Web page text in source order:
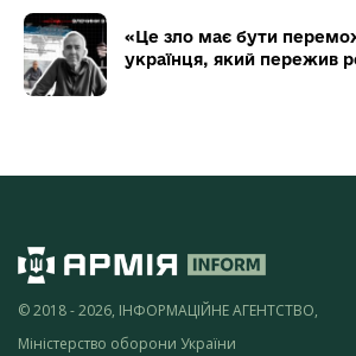
«Це зло має бути
українця, який пережив
© 2018 - 2026, ІНФОРМАЦІЙНЕ АГЕНТСТВО,
Міністерство оборони України